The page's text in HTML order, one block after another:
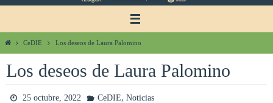
InicioCeDIE Los deseos de Laura Palomino
Los deseos de Laura Palomino
25 octubre, 2022 CeDIE, Noticias